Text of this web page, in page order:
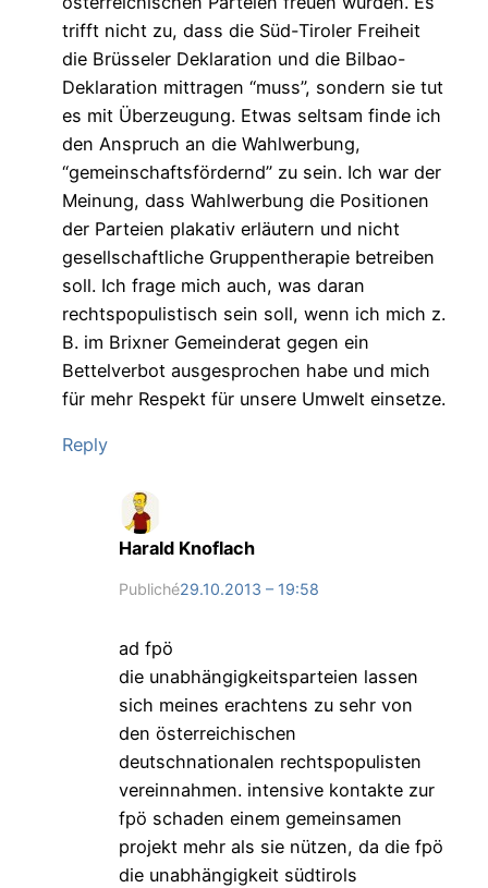
trifft nicht zu, dass die Süd-Tiroler Freiheit
die Brüsseler Deklaration und die Bilbao-
Deklaration mittragen “muss”, sondern sie tut
es mit Überzeugung. Etwas seltsam finde ich
den Anspruch an die Wahlwerbung,
“gemeinschaftsfördernd” zu sein. Ich war der
Meinung, dass Wahlwerbung die Positionen
der Parteien plakativ erläutern und nicht
gesellschaftliche Gruppentherapie betreiben
soll. Ich frage mich auch, was daran
rechtspopulistisch sein soll, wenn ich mich z.
B. im Brixner Gemeinderat gegen ein
Bettelverbot ausgesprochen habe und mich
für mehr Respekt für unsere Umwelt einsetze.
Reply
Harald Knoflach
Publiché29.10.2013 – 19:58
ad fpö
die unabhängigkeitsparteien lassen
sich meines erachtens zu sehr von
den österreichischen
deutschnationalen rechtspopulisten
vereinnahmen. intensive kontakte zur
fpö schaden einem gemeinsamen
projekt mehr als sie nützen, da die fpö
die unabhängigkeit südtirols